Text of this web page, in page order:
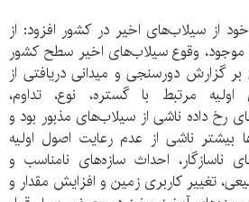
از سیلاب‌های اخیر در کشور افزود: از
موجود، وقوع سیلاب‌های اخیر سطح کشور
گزارش دورسنجی و میدانی دریافتی از
مرتبط با گستره، نوع، تداوم،
رخ داده ناشی از سیلاب‌های مذبور بود و
ناشی از عدم رعایت اصول اولیه
ناسازگار، احداث سازه‌های نامناسب و
تغییر کاربری زمین و افزایش مقدار و